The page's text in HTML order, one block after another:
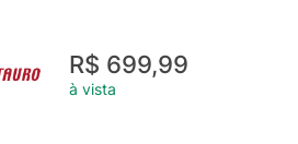
R$ 699,99
à vista